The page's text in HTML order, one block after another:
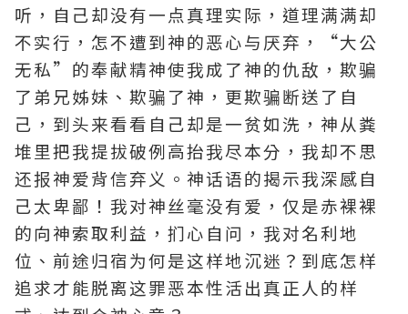
听，自己却没有一点真理实际，道理满满却
不实行，怎不遭到神的恶心与厌弃，“大公
无私”的奉献精神使我成了神的仇敌，欺骗
了弟兄姊妹、欺骗了神，更欺骗断送了自
己，到头来看看自己却是一贫如洗，神从粪
堆里把我提拔破例高抬我尽本分，我却不思
还报神爱背信弃义。神话语的揭示我深感自
己太卑鄙！我对神丝毫没有爱，仅是赤裸裸
的向神索取利益，扪心自问，我对名利地
位、前途归宿为何是这样地沉迷？到底怎样
追求才能脱离这罪恶本性活出真正人的样